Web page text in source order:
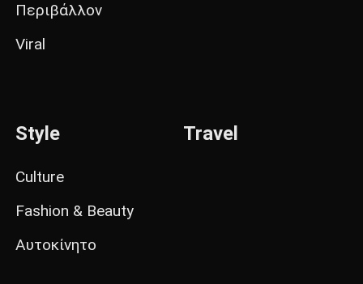
Περιβάλλον
Viral
Style
Culture
Fashion & Beauty
Αυτοκίνητο
Travel